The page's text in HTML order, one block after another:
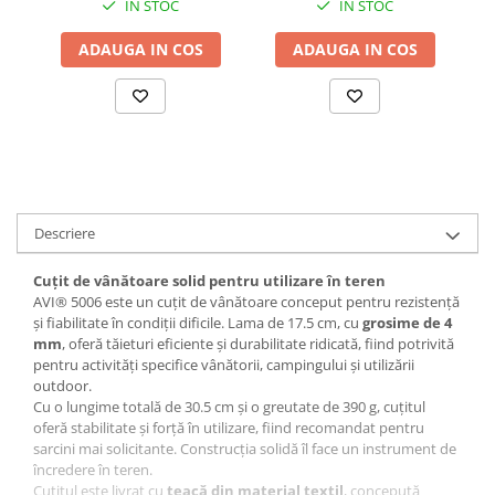
Accesorii baterii sanitare
Accesorii chiuvete
Baterii sanitare cu incalzire instant
Fitinguri si accesorii
Termometre Meteo
Gradina - Gradinarit
Accesorii fierastraie cu lant
Accesorii fierastraie electrice
Accesorii irigare
Accesorii pompe de apa
Accesorii unelte gradinarit
Articole antidaunatori gradina
IN STOC
ADAUGA IN COS
IN STOC
ADAUGA IN COS
Descriere
Cuțit de vânătoare solid pentru utilizare în teren
AVI® 5006 este un cuțit de vânătoare conceput pentru rezistență
și fiabilitate în condiții dificile. Lama de 17.5 cm, cu grosime de 4
mm, oferă tăieturi eficiente și durabilitate ridicată, fiind potrivită
pentru activități specifice vânătorii, campingului și utilizării
outdoor.
Cu o lungime totală de 30.5 cm și o greutate de 390 g, cuțitul
oferă stabilitate și forță în utilizare, fiind recomandat pentru
sarcini mai solicitante. Construcția solidă îl face un instrument de
încredere în teren.
Cuțitul este livrat cu teacă din material textil, concepută